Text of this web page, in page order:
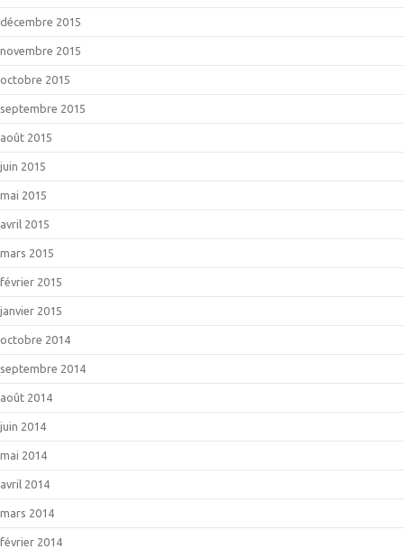
décembre 2015
novembre 2015
octobre 2015
septembre 2015
août 2015
juin 2015
mai 2015
avril 2015
mars 2015
février 2015
janvier 2015
octobre 2014
septembre 2014
août 2014
juin 2014
mai 2014
avril 2014
mars 2014
février 2014